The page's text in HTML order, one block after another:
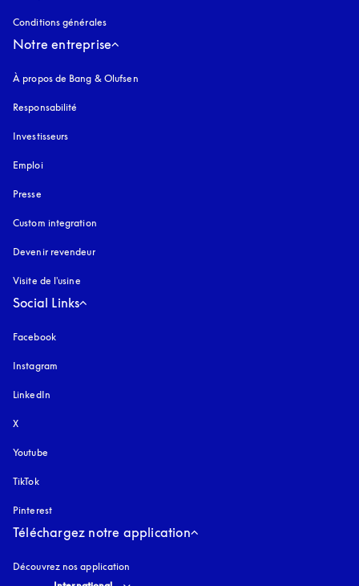
Conditions générales
Notre entreprise
À propos de Bang & Olufsen
Responsabilité
Investisseurs
Emploi
Presse
Custom integration
Devenir revendeur
Visite de l'usine
Social Links
Facebook
Instagram
LinkedIn
X
Youtube
TikTok
Pinterest
Téléchargez notre application
Découvrez nos application